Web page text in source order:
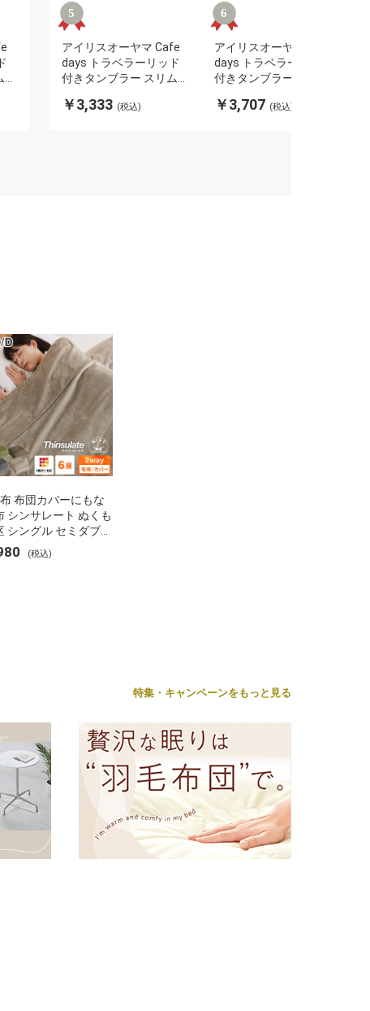
アイリスオーヤマ Cafe
days トラベラーリッド
付きタンブラー スリムタ
ト IRIS OHYAMA(代引不
￥3,333 (税込)
アイリスオーヤマ Cafe
days トラベラーリッド
付きタンブラー スリムタ
ト IRIS OHYAMA(代引不
￥3,707 (税込)
布団カバーにもな
シンサレート ぬくも
シングル セミダブル
ブランケット 掛け布
ー フランネル 保温
(税込)
特集・キャンペーンをもっと見る